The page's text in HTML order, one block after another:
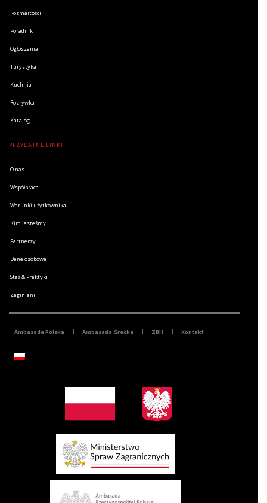
Rozmaitości
Poradnik
Ogłoszenia
Turystyka
Kuchnia
Rozrywka
Katalog
PRZYDATNE LINKI
O nas
Współpraca
Warunki użytkownika
Kim jesteśmy
Partnerzy
Dane osobowe
Staż & Praktyki
Zaginieni
Ambasada Polska Ambasada Grecka ZBH Kontakt